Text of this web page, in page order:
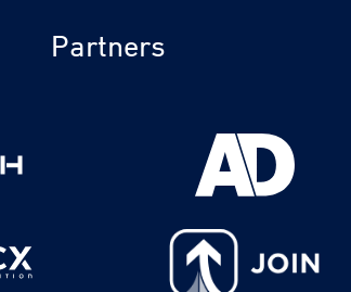
Partners